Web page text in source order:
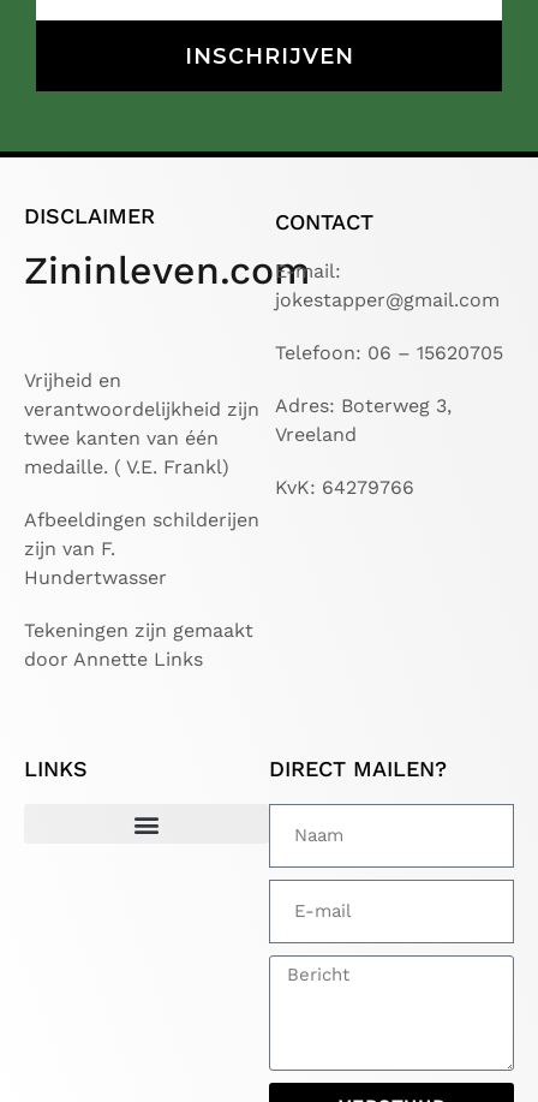
INSCHRIJVEN
DISCLAIMER
Zininleven.com
Vrijheid en
verantwoordelijkheid zijn
twee kanten van één
medaille. ( V.E. Frankl)
Afbeeldingen schilderijen
zijn van F.
Hundertwasser
Tekeningen zijn gemaakt
door Annette Links
CONTACT
E-mail:
jokestapper@gmail.com
Telefoon: 06 – 15620705
Adres: Boterweg 3,
Vreeland
KvK: 64279766
LINKS DIRECT MAILEN?